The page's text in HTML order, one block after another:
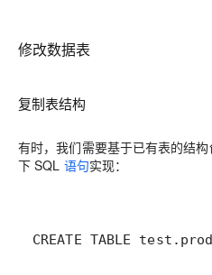
修改数据表
复制表结构
有时，我们需要基于已有表的结
下 SQL 语句实现：